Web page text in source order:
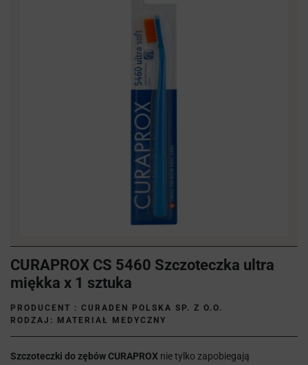
CURAPROX CS 5460 Szczoteczka ultra
miękka x 1 sztuka
PRODUCENT : CURADEN POLSKA SP. Z O.O.
RODZAJ: MATERIAŁ MEDYCZNY
Szczoteczki do zębów CURAPROX nie tylko zapobiegają